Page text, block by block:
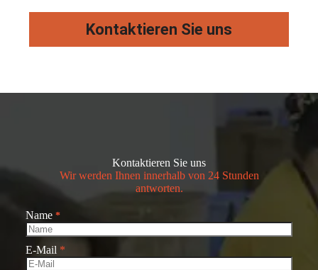
Kontaktieren Sie uns
Kontaktieren Sie uns
Wir werden Ihnen innerhalb von 24 Stunden
antworten.
Name *
E-Mail *